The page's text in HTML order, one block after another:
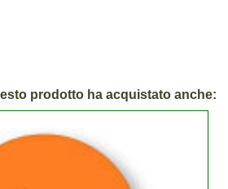
prodotto ha acquistato anche: